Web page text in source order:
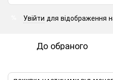
Увійти для відображення
До обраного